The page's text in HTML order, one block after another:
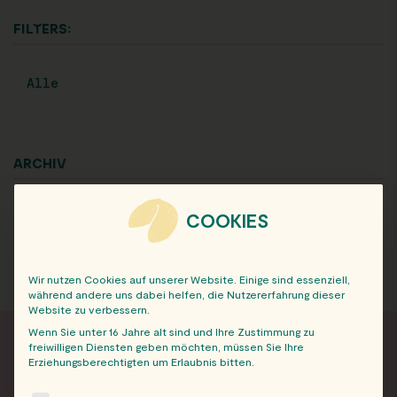
FILTERS:
Alle
ARCHIV
COOKIES
Wir nutzen Cookies auf unserer Website. Einige sind essenziell,
während andere uns dabei helfen, die Nutzererfahrung dieser
Website zu verbessern.
Wenn Sie unter 16 Jahre alt sind und Ihre Zustimmung zu
freiwilligen Diensten geben möchten, müssen Sie Ihre
Erziehungsberechtigten um Erlaubnis bitten.